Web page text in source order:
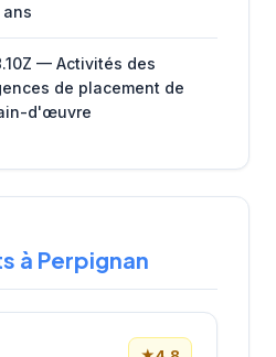
ans
— Activités des
de placement de
d'œuvre
à Perpignan